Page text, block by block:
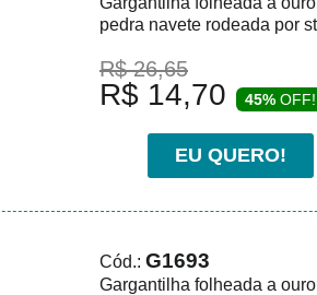
pedra navete rodeada por
R$ 26,65
R$ 14,70 45% OFF!
EU QUERO!
Cód.: G1693
Gargantilha folheada a